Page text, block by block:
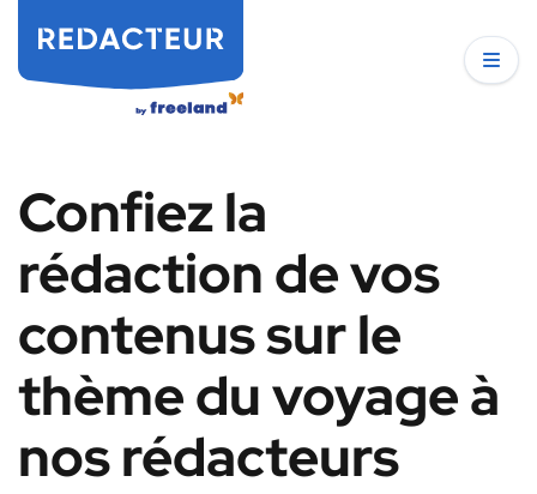
Confiez la
rédaction de vos
contenus sur le
thème du voyage à
nos rédacteurs